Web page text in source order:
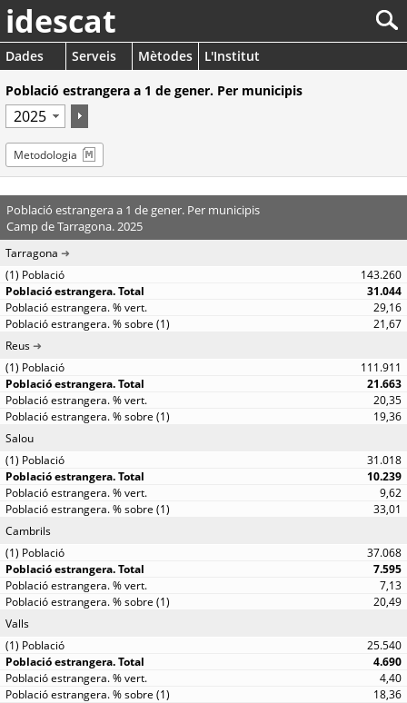
idescat
Dades Serveis Mètodes
L'Institut
Població estrangera a 1 de gener. Per municipis
Metodologia
Població estrangera a 1 de gener. Per municipis
Camp de Tarragona. 2025
Tarragona
143.260
31.044
29,16
21,67
Reus
111.911
21.663
20,35
19,36
Salou
31.018
10.239
9,62
33,01
Cambrils
37.068
7.595
7,13
20,49
Valls
25.540
4.690
4,40
18,36